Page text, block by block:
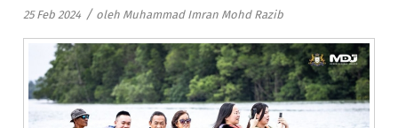
25 Feb 2024 / oleh Muhammad Imran Mohd Razib